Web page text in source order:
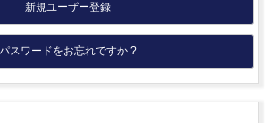
新規ユーザー登録
パスワードをお忘れですか ?